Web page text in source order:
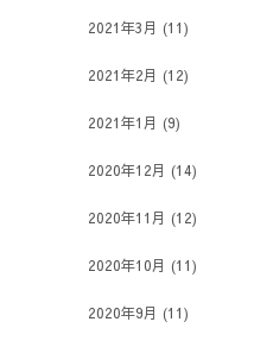
2021年3月 (11)
2021年2月 (12)
2021年1月 (9)
2020年12月 (14)
2020年11月 (12)
2020年10月 (11)
2020年9月 (11)